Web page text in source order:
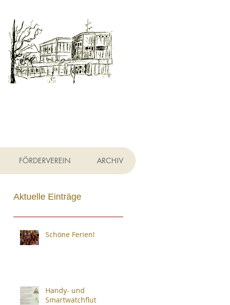
FÖRDERVEREIN ARCHIV
Aktuelle Einträge
Schöne Ferien!
Handy- und
Smartwatchflut